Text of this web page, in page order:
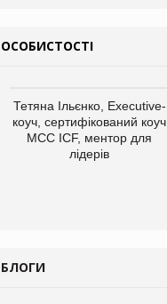
ОСОБИСТОСТІ
Тетяна Ільєнко, Executive-
коуч, сертифікований коуч
МСС ICF, ментор для
лідерів
БЛОГИ